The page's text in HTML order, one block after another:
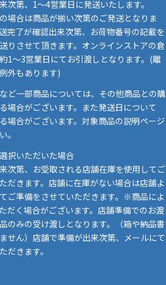
次第、1～4営業日に発送いたします。
場合は商品が揃い次第のご発送となりま
完了が確認出来次第、お荷物番号の記載を
りさせて頂きます。オンラインストアの倉
1～3営業日にてお引渡しとなります。(離
外もあります)
ど一部商品については、その他商品との購
場合がございます。また発送日について
場合がございます。対象商品の説明ページ
。
択いただいた場合
次第、お受取される店舗在庫を使用してご
だきます。店舗に在庫がない場合は店舗よ
ご準備をさせていただきます。※商品によ
だく場合がございます。店舗準備でのお渡
のみの受け渡しとなります。（箱や納品書
せん）店舗で準備が出来次第、メールにて
だきます。